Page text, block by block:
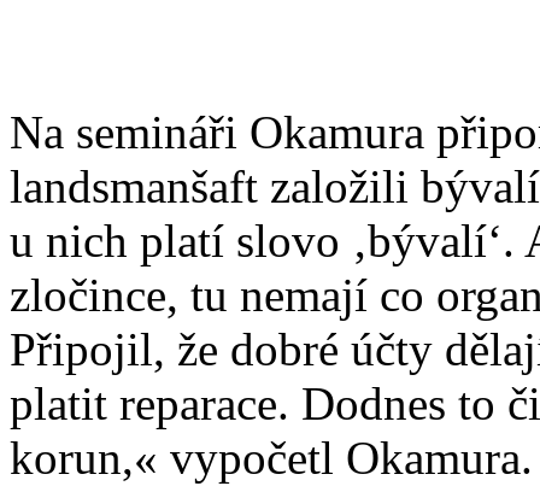
Na semináři Okamura
landsmanšaft založili
u nich platí slovo
zločince, tu nemají co
Připojil, že dobré účty
platit reparace. Dodnes to
korun,« vypočetl Okamura.